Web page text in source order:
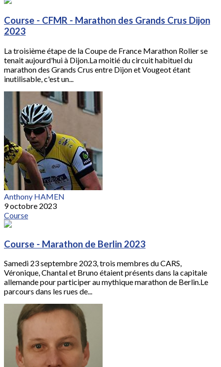
Course - CFMR - Marathon des Grands Crus Dijon
2023
La troisième étape de la Coupe de France Marathon Roller se
tenait aujourd'hui à Dijon.La moitié du circuit habituel du
marathon des Grands Crus entre Dijon et Vougeot étant
inutilisable, c'est un...
Anthony HAMEN
9 octobre 2023
Course
Course - Marathon de Berlin 2023
Samedi 23 septembre 2023, trois membres du CARS,
Véronique, Chantal et Bruno étaient présents dans la capitale
allemande pour participer au mythique marathon de Berlin.Le
parcours dans les rues de...